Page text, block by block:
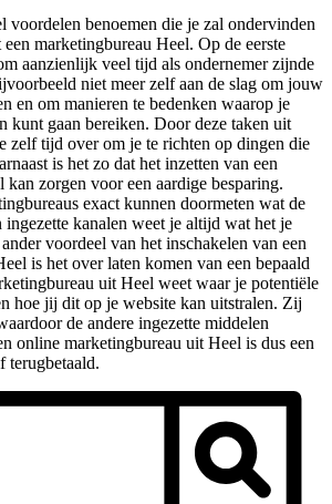
voordelen benoemen die je zal ondervinden
marketingbureau Heel. Op de eerste
aanzienlijk veel tijd als ondernemer zijnde
niet meer zelf aan de slag om jouw
en om manieren te bedenken waarop je
kunt gaan bereiken. Door deze taken uit
zelf tijd over om je te richten op dingen die
is het zo dat het inzetten van een
kan zorgen voor een aardige besparing.
exact kunnen doormeten wat de
kanalen weet je altijd wat het je
voordeel van het inschakelen van een
is het over laten komen van een bepaald
uit Heel weet waar je potentiële
hoe jij dit op je website kan uitstralen. Zij
de andere ingezette middelen
online marketingbureau uit Heel is dus een
terugbetaald.